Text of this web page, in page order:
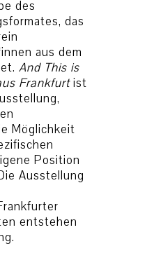
des
das
aus dem
And This is
Frankfurtist
Möglichkeit
Position
Ausstellung
entstehen